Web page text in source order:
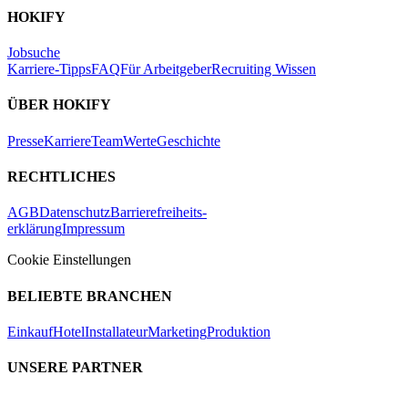
HOKIFY
Jobsuche
Karriere-TippsFAQFür ArbeitgeberRecruiting Wissen
ÜBER HOKIFY
PresseKarriereTeamWerteGeschichte
RECHTLICHES
AGBDatenschutzBarrierefreiheits-
erklärungImpressum
Cookie Einstellungen
BELIEBTE BRANCHEN
EinkaufHotelInstallateurMarketingProduktion
UNSERE PARTNER